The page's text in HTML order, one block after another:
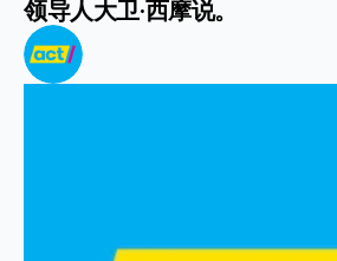
领导人大卫·西摩说。